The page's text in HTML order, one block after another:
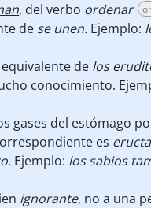
, del verbo ordenar
de se unen. Ejemplo:
de los
conocimiento.
gases del estómago
es
. Ejemplo: los sabios
ignorante, no a una